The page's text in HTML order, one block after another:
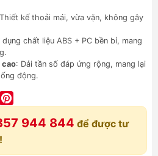
kế thoải mái, vừa vặn, không gây
dụng chất liệu ABS + PC bền bỉ, mang
cao: Dải tần số đáp ứng rộng, mang lại
động.
Messenger
944 844 để được tư